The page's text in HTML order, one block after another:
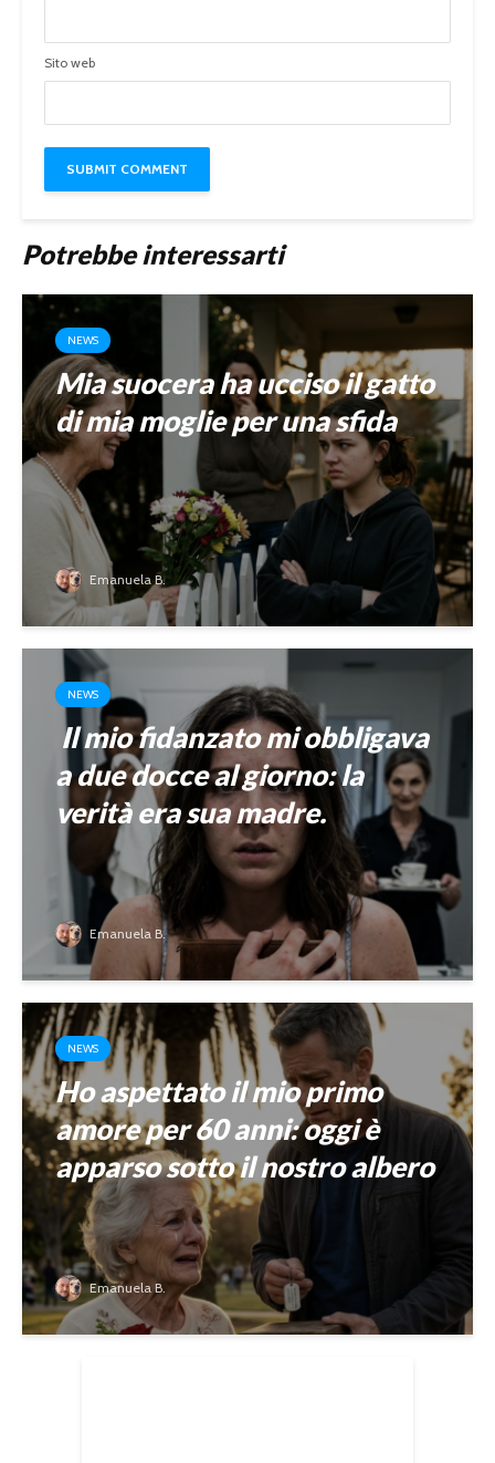
Sito web
Potrebbe interessarti
NEWS
Mia suocera ha ucciso il gatto
di mia moglie per una sfida
Emanuela B.
NEWS
Il mio fidanzato mi obbligava
a due docce al giorno: la
verità era sua madre.
Emanuela B.
NEWS
Ho aspettato il mio primo
amore per 60 anni: oggi è
apparso sotto il nostro albero
Emanuela B.